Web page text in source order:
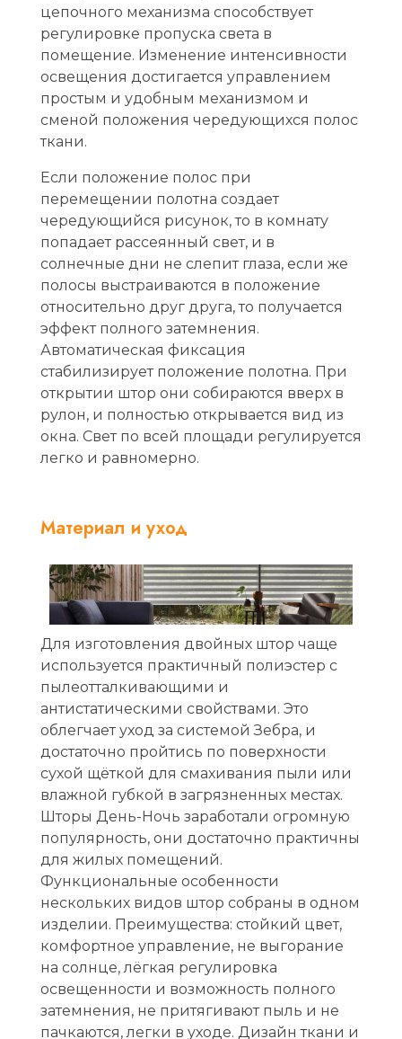
цепочного механизма способствует
регулировке пропуска света в
помещение. Изменение интенсивности
освещения достигается управлением
простым и удобным механизмом и
сменой положения чередующихся полос
ткани.
Если положение полос при
перемещении полотна создает
чередующийся рисунок, то в комнату
попадает рассеянный свет, и в
солнечные дни не слепит глаза, если же
полосы выстраиваются в положение
относительно друг друга, то получается
эффект полного затемнения.
Автоматическая фиксация
стабилизирует положение полотна. При
открытии штор они собираются вверх в
рулон, и полностью открывается вид из
окна. Свет по всей площади регулируется
легко и равномерно.
Материал и уход
Для изготовления двойных штор чаще
используется практичный полиэстер с
пылеотталкивающими и
антистатическими свойствами. Это
облегчает уход за системой Зебра, и
достаточно пройтись по поверхности
сухой щёткой для смахивания пыли или
влажной губкой в загрязненных местах.
Шторы День-Ночь заработали огромную
популярность, они достаточно практичны
для жилых помещений.
Функциональные особенности
нескольких видов штор собраны в одном
изделии. Преимущества: стойкий цвет,
комфортное управление, не выгорание
на солнце, лёгкая регулировка
освещенности и возможность полного
затемнения, не притягивают пыль и не
пачкаются, легки в уходе. Дизайн ткани и